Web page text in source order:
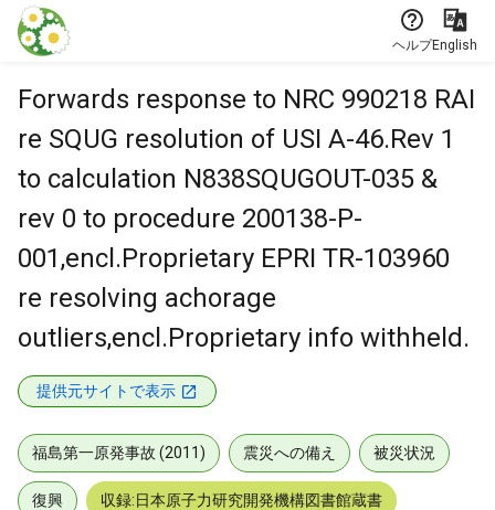
本文に飛ぶ
ヘルプEnglish
Forwards response to NRC 990218 RAI
re SQUG resolution of USI A-46.Rev 1
to calculation N838SQUGOUT-035 &
rev 0 to procedure 200138-P-
001,encl.Proprietary EPRI TR-103960
re resolving achorage
outliers,encl.Proprietary info withheld.
提供元サイトで表示
福島第一原発事故 (2011) 震災への備え 被災状況
復興 収録:日本原子力研究開発機構図書館蔵書